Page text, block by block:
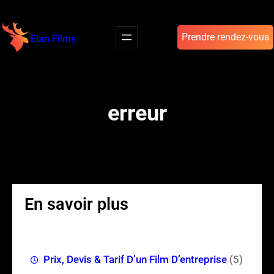
au
contenuElan Films Prendre rendez-vous
erreur
En savoir plus
Prix, Devis & Tarif D’un Film D’entreprise (5)